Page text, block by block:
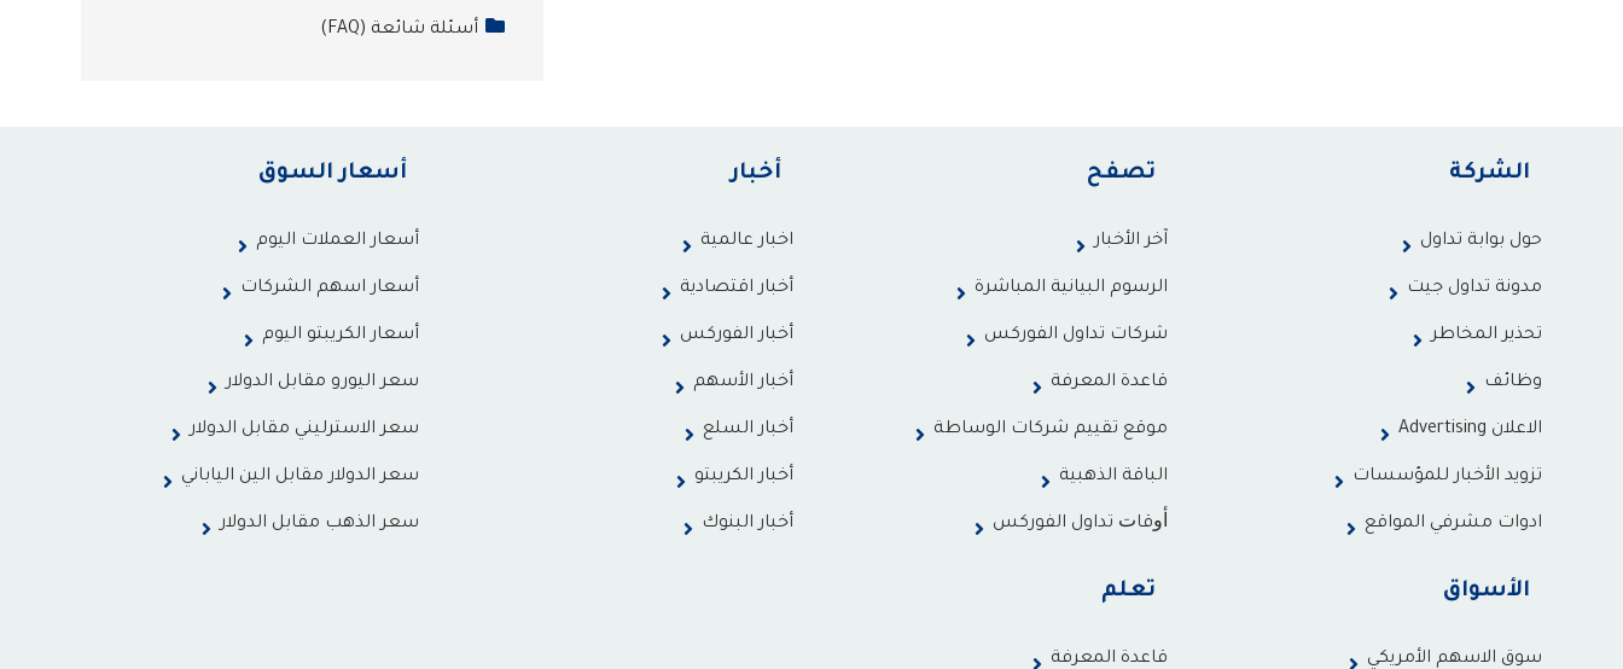
أسئلة شائعة (FAQ)
الشركة
حول بوابة تداول
مدونة تداول جيت
تحذير المخاطر
وظائف
الاعلان Advertising
تزويد الأخبار للمؤسسات
ادوات مشرفي المواقع
تصفح
آخر الأخبار
الرسوم البيانية المباشرة
شركات تداول الفوركس
قاعدة المعرفة
موقع تقييم شركات الوساطة
الباقة الذهبية
ﺃﻭﻗﺎﺕ تداول الفوركس
أخبار
اخبار عالمية
أخبار اقتصادية
أخبار الفوركس
أخبار الأسهم
أخبار السلع
أخبار الكريبتو
أخبار البنوك
أسعار السوق
أسعار العملات اليوم
أسعار اسهم الشركات
أسعار الكريبتو اليوم
سعر اليورو مقابل الدولار
سعر الاسترليني مقابل الدولار
سعر الدولار مقابل الين الياباني
سعر الذهب مقابل الدولار
الأسواق
سوق الاسهم الأمريكي
تعلم
قاعدة المعرفة